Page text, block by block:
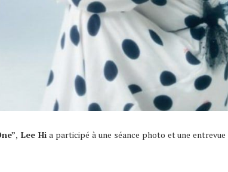
, Lee Hi a participé à une séance photo et une